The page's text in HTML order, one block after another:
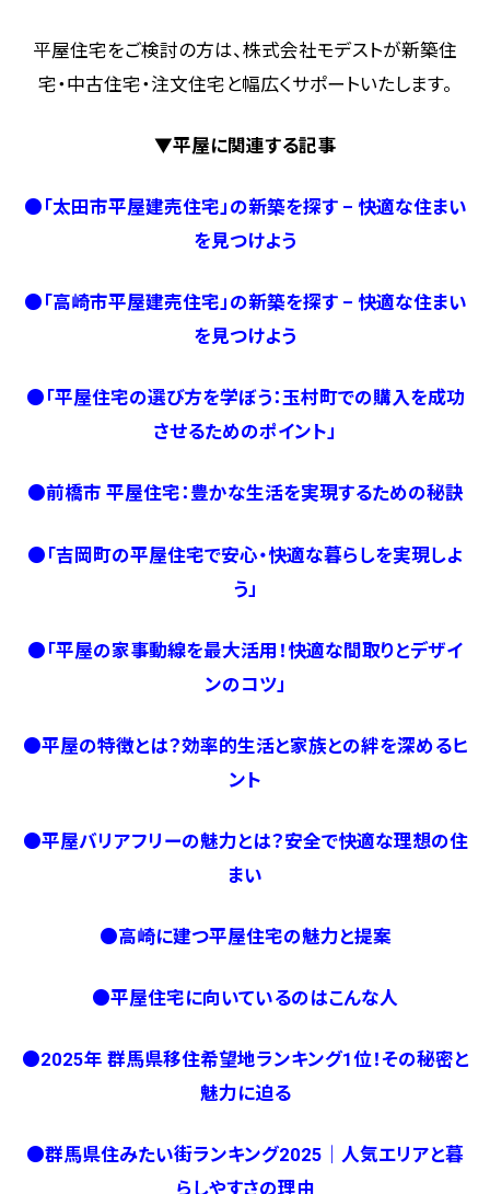
平屋住宅をご検討の方は、株式会社モデストが新築住
宅・中古住宅・注文住宅と幅広くサポートいたします。
▼平屋に関連する記事
● 「太田市平屋建売住宅」の新築を探す – 快適な住まい
を見つけよう
● 「高崎市平屋建売住宅」の新築を探す – 快適な住まい
を見つけよう
● 「平屋住宅の選び方を学ぼう：玉村町での購入を成功
させるためのポイント」
●前橋市 平屋住宅：豊かな生活を実現するための秘訣
● 「吉岡町の平屋住宅で安心・快適な暮らしを実現しよ
う」
● 「平屋の家事動線を最大活用！快適な間取りとデザイ
ンのコツ」
●平屋の特徴とは？効率的生活と家族との絆を深めるヒ
ント
●平屋バリアフリーの魅力とは？安全で快適な理想の住
まい
●高崎に建つ平屋住宅の魅力と提案
●平屋住宅に向いているのはこんな人
●2025年 群馬県移住希望地ランキング1位！その秘密と
魅力に迫る
●群馬県住みたい街ランキング2025｜人気エリアと暮
らしやすさの理由